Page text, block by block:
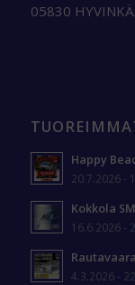
05830
Happy
20.7.2026 -
Kokkola
16.6.2026 -
4.3.2026 -